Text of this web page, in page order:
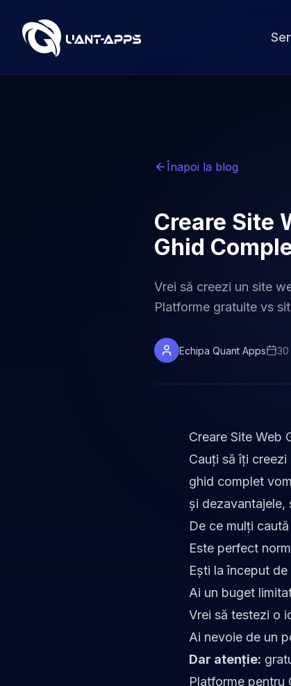
Înapoi la blog
Creare Site
Ghid
Vrei să creezi un site
Platforme gratuite vs
Echipa Quant Apps 30
Creare Site Web
Cauți să îți creezi
ghid complet
și dezavantajele,
De ce mulți
Este perfect
Ești la început
Ai un buget
Vrei să testezi o
Ai nevoie de un
Dar atenție:
Platforme pentru